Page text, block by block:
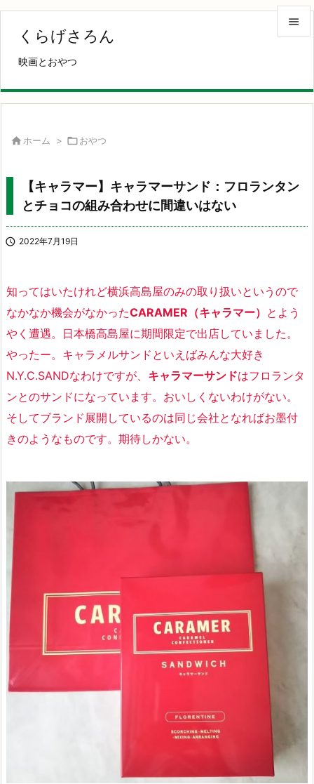
くらげさろん
映画とおやつ


サイド

 ホーム > おやつ
【キャラマー】キャラマーサンド：フロランタン
とチョコの組み合わせに間違いはない
 2022年7月19日
知ってはいたけれど横浜高島屋のみの取り扱いというので
なかなか機会がなかったCARAMER（キャラマー） とよう
やく遭遇。日本橋高島屋に期間限定で出店していました。
やったー。キャラメルサンドといえばみんな大好き
N.Y.C.SANDなわけですが、 キャラマーサンドはフロランタ
ンとのサンドになっています。おいしくないわけがない。
そしてブランド展開しているのは同じ会社となればお墨付
きのようなものです。期待しかない。